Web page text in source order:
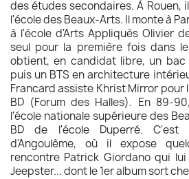
des études secondaires. À Rouen,
l'école des Beaux-Arts. Il monte à
à l'école d'Arts Appliqués Olivier
seul pour la première fois dans
obtient, en candidat libre, un bac
puis un BTS en architecture
Francard assiste Khrist Mirror pour
BD (Forum des Halles). En 89-
l'école nationale supérieure des
BD de l'école Duperré.
d'Angoulême, où il expose
rencontre Patrick Giordano qui
Jeepster... dont le 1er album sort